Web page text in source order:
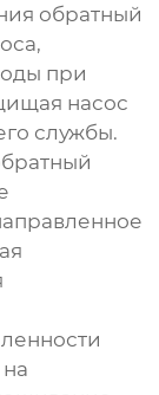
обратный
при
насос
службы.